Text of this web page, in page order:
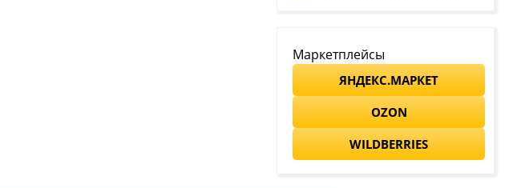
Маркетплейсы
ЯНДЕКС.МАРКЕТ
OZON
WILDBERRIES